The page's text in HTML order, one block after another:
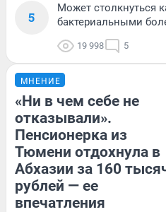
5
Может столкнуться
бактериальными
19 998 5
МНЕНИЕ
«Ни в чем себе не
отказывали».
Пенсионерка из
Тюмени отдохнула в
Абхазии за 160
рублей — ее
впечатления